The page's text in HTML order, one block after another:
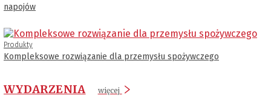
napojów
Produkty
Kompleksowe rozwiązanie dla przemysłu spożywczego
WYDARZENIA więcej